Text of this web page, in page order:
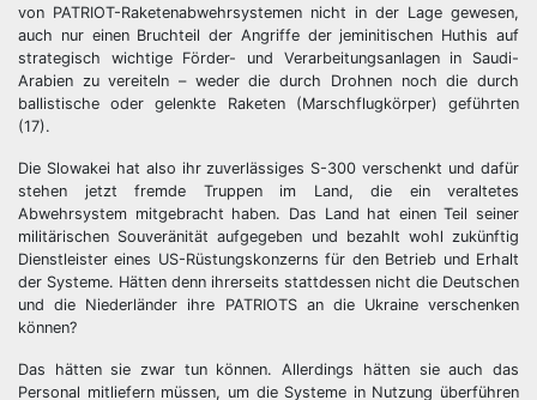
von PATRIOT-Raketenabwehrsystemen nicht in der Lage gewesen,
auch nur einen Bruchteil der Angriffe der jeminitischen Huthis auf
strategisch wichtige Förder- und Verarbeitungsanlagen in Saudi-
Arabien zu vereiteln – weder die durch Drohnen noch die durch
ballistische oder gelenkte Raketen (Marschflugkörper) geführten
(17).
Die Slowakei hat also ihr zuverlässiges S-300 verschenkt und dafür
stehen jetzt fremde Truppen im Land, die ein veraltetes
Abwehrsystem mitgebracht haben. Das Land hat einen Teil seiner
militärischen Souveränität aufgegeben und bezahlt wohl zukünftig
Dienstleister eines US-Rüstungskonzerns für den Betrieb und Erhalt
der Systeme. Hätten denn ihrerseits stattdessen nicht die Deutschen
und die Niederländer ihre PATRIOTS an die Ukraine verschenken
können?
Das hätten sie zwar tun können. Allerdings hätten sie auch das
Personal mitliefern müssen, um die Systeme in Nutzung überführen